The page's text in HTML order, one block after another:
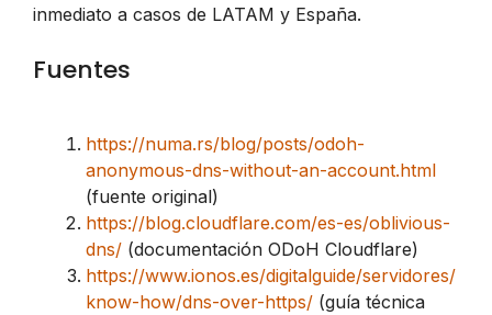
inmediato a casos de LATAM y España.
Fuentes
https://numa.rs/blog/posts/odoh-
anonymous-dns-without-an-account.html
(fuente original)
https://blog.cloudflare.com/es-es/oblivious-
dns/ (documentación ODoH Cloudflare)
https://www.ionos.es/digitalguide/servidores/
know-how/dns-over-https/ (guía técnica